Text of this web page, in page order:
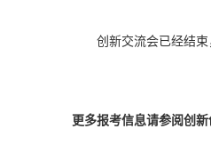
创新交流会已经结束
更多报考信息请参阅创